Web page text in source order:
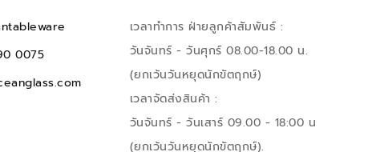
0075
เวลาทำการ ฝ่ายลูกค้าสัมพันธ์ :
วันจันทร์ - วันศุกร์ 08.00-18.00 น.
(ยกเว้นวันหยุดนักขัตฤกษ์)
เวลาจัดส่งสินค้า :
วันจันทร์ - วันเสาร์ 09.00 - 18:00 น
(ยกเว้นวันหยุดนักขัตฤกษ์).